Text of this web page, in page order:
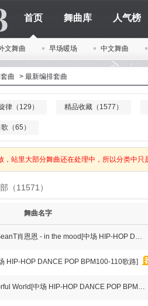
首页 舞曲库 人气榜
文舞曲 早场暖场 中文舞曲
曲 > 最新编排套曲
律（129） 精品收藏（1577）
（65）
，站里大部分舞曲还在处理中，所以分类中只
（11571）
舞曲名字
039、梁老师Tsong,SeanT肖恩恩 - in the mood[中场 HIP-HOP DANCE POP BPM100-110歌路]
HIP-HOP DANCE POP BPM100-110歌路]
037、(万妮达) - Colorful World[中场 HIP-HOP DANCE POP BPM100-110歌路]